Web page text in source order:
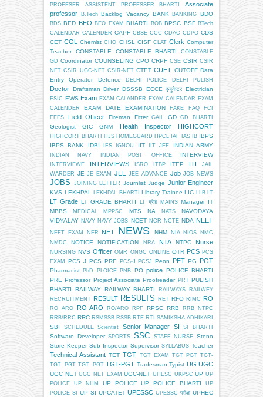
PROFESER
ASSISTENT PROFESSER BHARTI
Associate
professor
B.Tech Backlog Vacancy BANK BANKING BDO
BDS BED BEO BEO EXAM BHARTI BOB BPSC BSF BTech
CALENDAR CALENDER CAPF CBSE CCC CDAC CDPO CDS
CET CGL Chemist CHO CHSL CISF CLAT Clerk Computer
Teacher
CONSTABLE CONSTABLE BHARTI
CONSTABLE
GD Coordinator COUNSELING CPO CRPF CSE CSIR CSIR
NET CSIR UGC-NET CSIR-NET CTET CUET CUTOFF Data
Entry Operator
Defence DELHI POLICE DELHI PULISH
Doctor Draftsman Driver DSSSB ECCE एजुकेटर Electrician
ESIC EWS Exam EXAM CALANDER EXAM CALENDAR EXAM
CALENDER
EXAM DATE EXAMINATION FAKE FAQ
FCI
FEES
Field Officer Fireman Fitter GAIL GD GD BHARTI
Geologist GIC GNM Health Inspector HIGHCORT
HIGHCORT BHARTI HJS HOMEGUARD HPCL IAF IAS IB IBPS
IBPS BANK
IDBI IFS IGNOU IIT IIT JEE INDIAN ARMY
INDIAN NAVY INDIAN POST OFFICE INTERVIEW
INTERVIEWE INTERVIEWS ISRO ITBP ITEP ITI
JAIL
WARDER JE JE EXAM JEE JEE ADVANCE Job JOB NEWS
JOBS JOINING LETTER Journlist Judge Junior Engineer
KVS LEKHPAL LEKHPAL BHARTI Library Trainee LIC LLB LT
LT Grade LT GRADE BHARTI LT ग्रेड MAINS Manager IT
MBBS
MEDICAL MPPSC MTS NA NATS
NAVODAYA
VIDYALAY NAVY NAVY JOBS NCET NCR NCTE NDA NEET
NEET EXAM NER NET NEWS NHM NIA NIOS
NMC
NMDC
NOTICE NOTIFICATION NRA NTA NTPC Nurse
NURSING NVS Officer OMR ONGC ONLINE OTR PCS PCS
EXAM
PCS J PCS PRE PCS-J PCSJ Peon PET PG PGT
Pharmacist PhD PLOICE PNB PO police POLICE BHARTI
PRE Professor Project Associate Proofreader PRT PULISH
BHARTI
RAILWAY RAILWAY BHARTI RAILWAYS
RAILWEY
RECRUITMENT RESULT RESULTS RET RFO RIMC RO
RO ARO RO-ARO RO/ARO RPF RPSC RRB
RRB NTPC
RRB/RRC RRC RSMSSB RSSB RTE RTI SAMIKSHA ADHIKARI
SBI SCHEDULE Scientist Senior Manager SI SI BHARTI
Software Developer SPORTS SSC STAFF NURSE
Steno
Store Keeper Sub Inspector Supervisor SYLLABUS Teacher
Technical Assistant TET TGT TGT EXAM TGT PGT TGT-
TGT- PGT TGT--PGT TGT-PGT Tradesman Typist UG UGC
UGC NET UGC NET EXAM UGC-NET UHESC UKPSC UP UP
POLICE
UP NHM UP POLICE UP POLICE BHARTI
UP
POLICE SI
UP SI UPCATET UPESSC UPESSC परीक्षा UPHEC